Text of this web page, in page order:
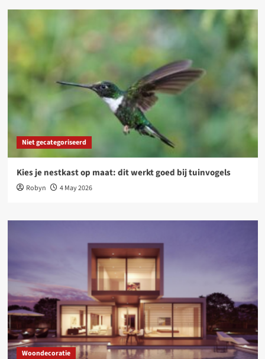
Niet gecategoriseerd
Kies je nestkast op maat: dit werkt goed bij tuinvogels
Robyn 4 May 2026
Woondecoratie